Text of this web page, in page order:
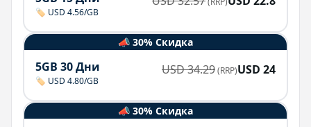
🏷️ USD 4.56/GB
📣 30% Скидка
5GB 30 Дни
🏷️ USD 4.80/GB
USD34.29(RRP)USD 24
📣 30% Скидка